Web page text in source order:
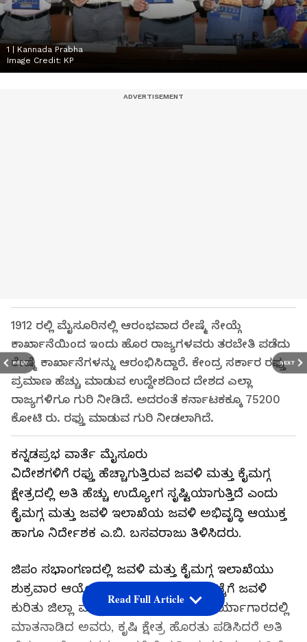
PREV NEXT
1 | Kannada Prabha
Image Credit: KP
1912 ರಲ್ಲಿ ಮೈಸೂರಿನಲ್ಲಿ ಆರಂಭವಾದ ರೇಷ್ಮೆ ನೇಯ್ಗೆ
ಕಾರ್ಖಾನೆಯಿಂದ ಇಂದು ಹೊರ ರಾಜ್ಯಗಳವರು ತರಬೇತಿ ಪಡೆದು
ರೇಷ್ಮೆ ಕಾರ್ಖಾನೆಗಳನ್ನು ಆರಂಭಿಸಿದ್ದಾರೆ. ಕೇಂದ್ರ ಸರ್ಕಾರ ರಫ್ತು
ಪ್ರಮಾಣ ಹೆಚ್ಚು ಮಾಡುವ ಉದ್ದೇಶದಿಂದ ದೇಶದ ಎಲ್ಲಾ
ರಾಜ್ಯಗಳಿಗೂ ಗುರಿ ನೀಡಿದೆ. ಅದರಂತೆ ಕರ್ನಾಟಕಕ್ಕೂ 75200
ಕೋಟಿ ರು. ರಫ್ತು ಮಾಡುವ ಗುರಿ ನೀಡಲಾಗಿದೆ.
ಕನ್ನಡಪ್ರಭ ವಾರ್ತೆ ಮೈಸೂರು
ವಿದೇಶಗಳಿಗೆ ರಫ್ತು ಹೆಚ್ಚಾಗುತ್ತಿರುವ ಜವಳಿ ಮತ್ತು ಕೈಮಗ್ಗ
ಕ್ಷೇತ್ರದಲ್ಲಿ ಅತಿ ಹೆಚ್ಚು ಉದ್ಯೋಗ ಸೃಷ್ಟಿಯಾಗುತ್ತಿದೆ ಎಂದು
ಕೈಮಗ್ಗ ಮತ್ತು ಜವಳಿ ಇಲಾಖೆಯ ಜವಳಿ ಅಭಿವೃದ್ಧಿ ಆಯುಕ್ತ
ಹಾಗೂ ನಿರ್ದೇಶಕ ಎ.ಬಿ. ಬಸವರಾಜು ತಿಳಿಸಿದರು.
ಜಿಪಂ ಸಭಾಂಗಣದಲ್ಲಿ ಜವಳಿ ಮತ್ತು ಕೈಮಗ್ಗ ಇಲಾಖೆಯು
ಶುಕ್ರವಾರ ಆಯೋಜಿಸಿದ್ದ ಜಾಗತಿಕ ಮಾರುಕಟ್ಟೆಗೆ ಜವಳಿ
ಕುರಿತು ಜಿಲ್ಲಾ ಮಟ್ಟದ ಆಂತರಿಕ ಸಲಹಾ ಕಾರ್ಯಾಗಾರದಲ್ಲಿ
ಮಾತನಾಡಿದ ಅವರು, ಕೃಷಿ ಕ್ಷೇತ್ರ ಹೊರತು ಪಡಿಸಿದರೆ ಅತಿ
Read Full Article